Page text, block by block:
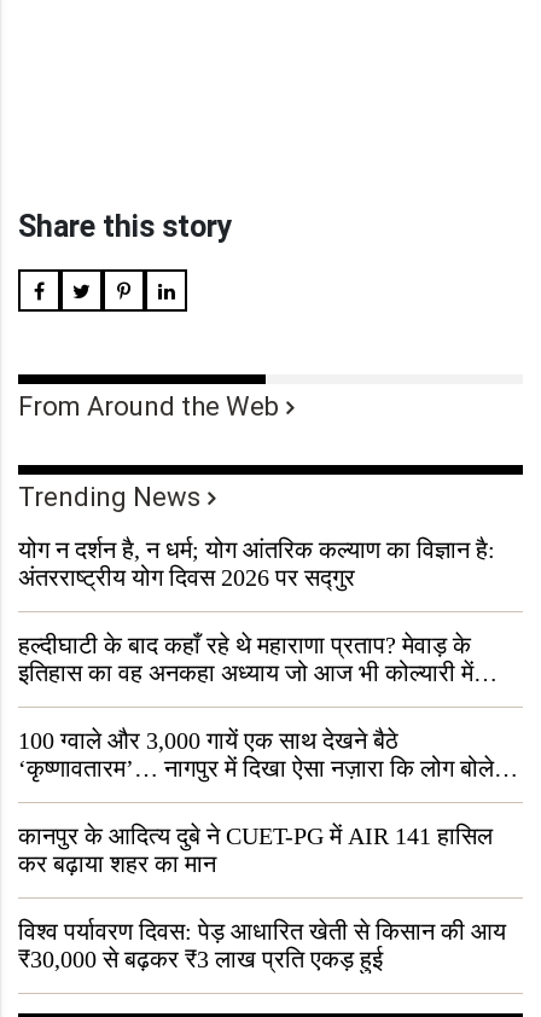
Share this story
From Around the Web
Trending News
योग न दर्शन है, न धर्म; योग आंतरिक कल्याण का विज्ञान है:
अंतरराष्ट्रीय योग दिवस 2026 पर सद्गुर
हल्दीघाटी के बाद कहाँ रहे थे महाराणा प्रताप? मेवाड़ के
इतिहास का वह अनकहा अध्याय जो आज भी कोल्यारी में
जीवित है
100 ग्वाले और 3,000 गायें एक साथ देखने बैठे
‘कृष्णावतारम’… नागपुर में दिखा ऐसा नज़ारा कि लोग बोले,
“ऐसा तो सिर्फ़ कृष्ण ही कर सकते हैं”
कानपुर के आदित्य दुबे ने CUET-PG में AIR 141 हासिल
कर बढ़ाया शहर का मान
विश्व पर्यावरण दिवस: पेड़ आधारित खेती से किसान की आय
₹30,000 से बढ़कर ₹3 लाख प्रति एकड़ हुई